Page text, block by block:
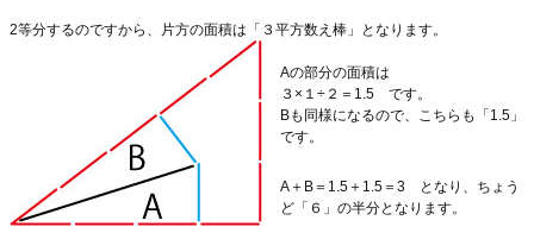
2等分するのですから、片方の面積は「３平方数え棒」となります。
Aの部分の面積は
３×１÷２＝1.5 です。
Bも同様になるので、こちらも「1.5」
です。
A＋B＝1.5＋1.5＝3 となり、ちょう
ど「６」の半分となります。